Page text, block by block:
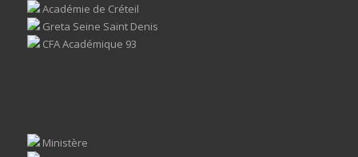
Académie de Créteil
Greta Seine Saint Denis
CFA Académique 93
Ministère